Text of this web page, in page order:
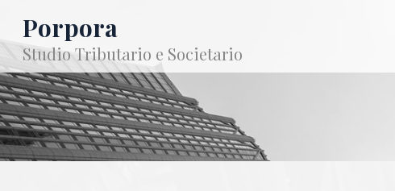
Porpora
Studio Tributario e Societario